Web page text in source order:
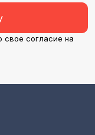
свое согласие на